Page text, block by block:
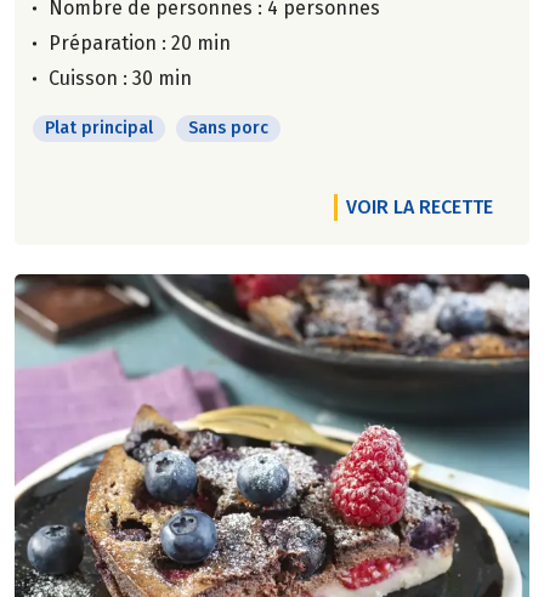
Nombre de personnes : 4 personnes
Préparation : 20 min
Cuisson : 30 min
Plat principal Sans porc
VOIR LA RECETTE